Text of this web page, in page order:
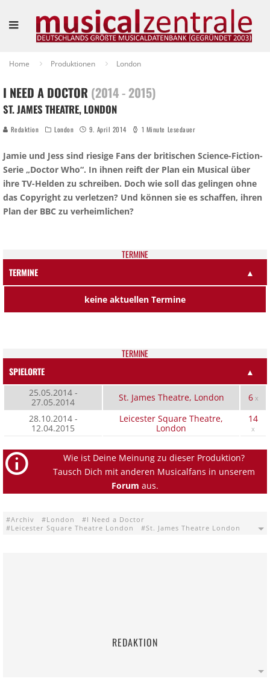
Home Produktionen London
I NEED A DOCTOR (2014 - 2015)
ST. JAMES THEATRE, LONDON
Redaktion London 9. April 2014 1 Minute Lesedauer
Jamie und Jess sind riesige Fans der britischen Science-Fiction-
Serie „Doctor Who“. In ihnen reift der Plan ein Musical über
ihre TV-Helden zu schreiben. Doch wie soll das gelingen ohne
das Copyright zu verletzen? Und können sie es schaffen, ihren
Plan der BBC zu verheimlichen?
TER­MI­NE
TERMINE
▲
keine aktuellen Termine
TER­MI­NE
SPIELORTE
▲
25.05.2014 -
27.05.2014
St. James Theatre, London 6x
28.10.2014 -
12.04.2015
Leicester Square Theatre,
London
14
x
Wie ist Deine Meinung zu dieser Produktion?
Tausch Dich mit anderen Musicalfans in unserem
Forum aus.
Archiv London
I Need a Doctor
Leicester Square Theatre London
St. James Theatre London
REDAKTION